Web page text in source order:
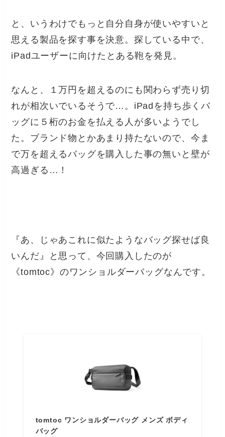
と、いうわけでもっと自分自身が使いやすいと
思える製品を探す事を決意。探している中で、
iPadユーザーに向けたとある鞄を発見。
なんと、１万円を超えるのにも関わらず売り切
れが相次いでいるそうで…。iPadを持ち歩くバ
ッグに５桁のお金を払える人が多いようでし
た。ブランド物とかあまり持たないので、今ま
で万を超えるバッグを購入した事の無いと壁が
高過ぎる…！
『あ、じゃあこれに似たようなバッグ探せば良
いんだ』と思って、今回購入したのが
《tomtoc》のワンショルダーバッグなんです。
tomtoc ワンショルダーバッグ メンズ ボディ
バッグ